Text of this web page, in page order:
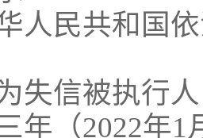
人民共和国
失信被执行
年（2022年